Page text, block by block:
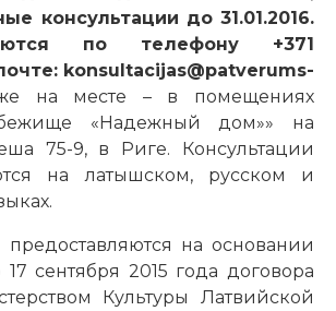
консультации до 31.01.2016.
по телефону +371
konsultacijas@patverums-
на месте – в помещениях
«Надежный дом»» на
75-9, в Риге. Консультации
на латышском, русском и
предоставляются на основании
сентября 2015 года договора
Культуры Латвийской